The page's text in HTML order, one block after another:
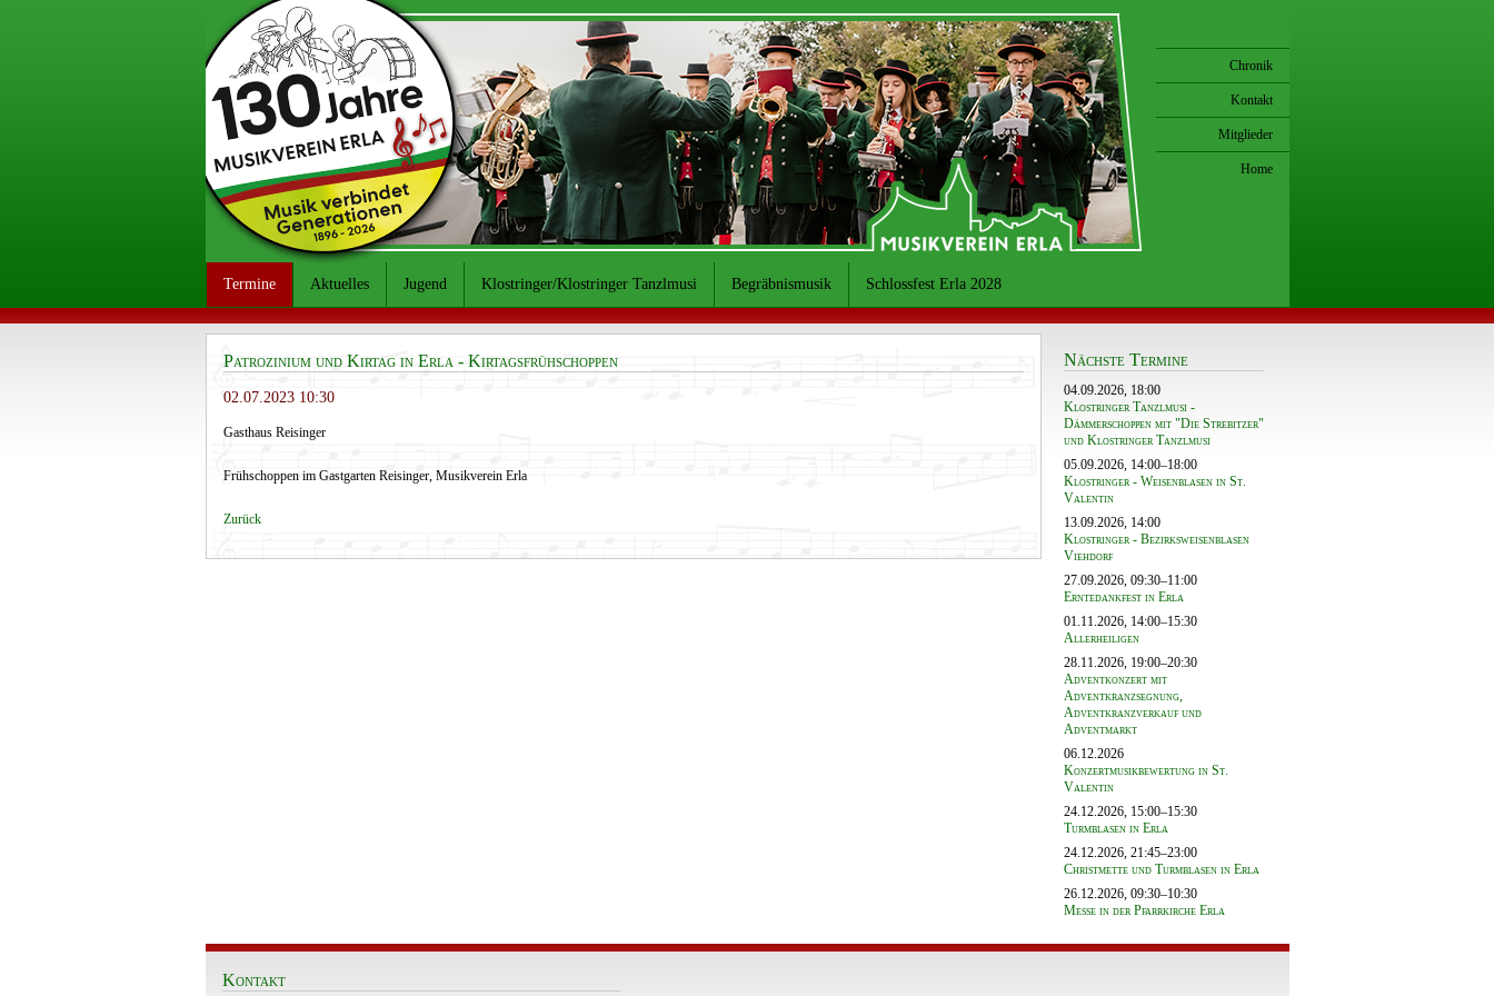
Termine Aktuelles Jugend Klostringer/Klostringer Tanzlmusi Begräbnismusik Schlossfest Erla 2028
Chronik
Kontakt
Mitglieder
Home
Patrozinium und Kirtag in Erla - Kirtagsfrühschoppen
02.07.2023 10:30
Gasthaus Reisinger
Frühschoppen im Gastgarten Reisinger, Musikverein Erla
Zurück
Nächste Termine
04.09.2026, 18:00
Klostringer Tanzlmusi -
Dämmerschoppen mit "Die Strebitzer"
und Klostringer Tanzlmusi
05.09.2026, 14:00–18:00
Klostringer - Weisenblasen in St.
Valentin
13.09.2026, 14:00
Klostringer - Bezirksweisenblasen
Viehdorf
27.09.2026, 09:30–11:00
Erntedankfest in Erla
01.11.2026, 14:00–15:30
Allerheiligen
28.11.2026, 19:00–20:30
Adventkonzert mit
Adventkranzsegnung,
Adventkranzverkauf und
Adventmarkt
06.12.2026
Konzertmusikbewertung in St.
Valentin
24.12.2026, 15:00–15:30
Turmblasen in Erla
24.12.2026, 21:45–23:00
Christmette und Turmblasen in Erla
26.12.2026, 09:30–10:30
Messe in der Pfarrkirche Erla
Kontakt